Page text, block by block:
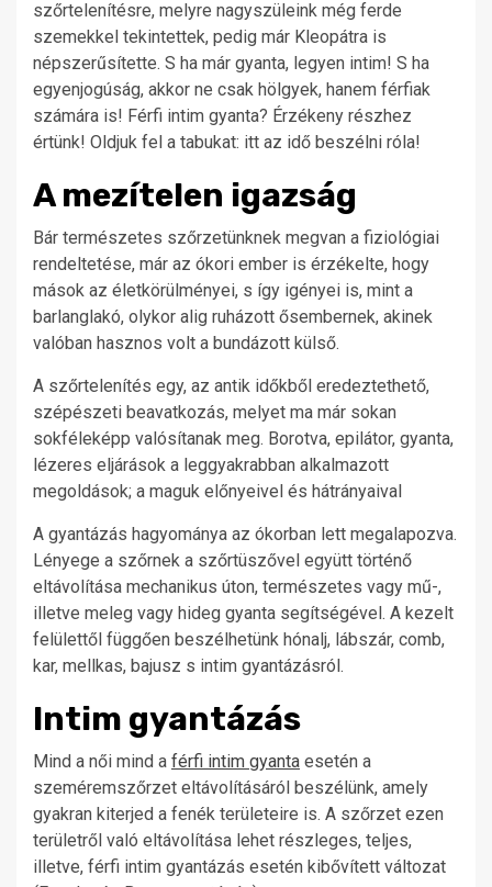
szőrtelenítésre, melyre nagyszüleink még ferde
szemekkel tekintettek, pedig már Kleopátra is
népszerűsítette. S ha már gyanta, legyen intim! S ha
egyenjogúság, akkor ne csak hölgyek, hanem férfiak
számára is! Férfi intim gyanta? Érzékeny részhez
értünk! Oldjuk fel a tabukat: itt az idő beszélni róla!
A mezítelen igazság
Bár természetes szőrzetünknek megvan a fiziológiai
rendeltetése, már az ókori ember is érzékelte, hogy
mások az életkörülményei, s így igényei is, mint a
barlanglakó, olykor alig ruházott ősembernek, akinek
valóban hasznos volt a bundázott külső.
A szőrtelenítés egy, az antik időkből eredeztethető,
szépészeti beavatkozás, melyet ma már sokan
sokféleképp valósítanak meg. Borotva, epilátor, gyanta,
lézeres eljárások a leggyakrabban alkalmazott
megoldások; a maguk előnyeivel és hátrányaival
A gyantázás hagyománya az ókorban lett megalapozva.
Lényege a szőrnek a szőrtüszővel együtt történő
eltávolítása mechanikus úton, természetes vagy mű-,
illetve meleg vagy hideg gyanta segítségével. A kezelt
felülettől függően beszélhetünk hónalj, lábszár, comb,
kar, mellkas, bajusz s intim gyantázásról.
Intim gyantázás
Mind a női mind a férfi intim gyanta esetén a
szeméremszőrzet eltávolításáról beszélünk, amely
gyakran kiterjed a fenék területeire is. A szőrzet ezen
területről való eltávolítása lehet részleges, teljes,
illetve, férfi intim gyantázás esetén kibővített változat